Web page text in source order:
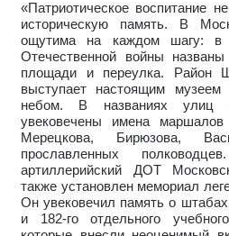
«Патриотическое воспитание
историческую память. В
ощутима на каждом шагу: в
Отечественной войны
площади и переулка. Район
выступает настоящим
небом. В названиях улиц
увековечены имена маршалов
Мерецкова, Бирюзова,
прославленных
артиллерийский ДОТ
также установлен мемориал
Он увековечил память о
и 182-го отдельного